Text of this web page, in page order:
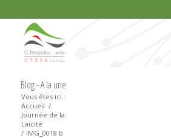
Blog - A la une
Vous êtes ici :
Accueil /
Journée de la
Laïcité
/ IMG_0018 b